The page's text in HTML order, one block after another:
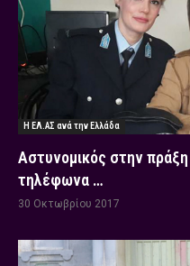
Η ΕΛ.ΑΣ ανά την Ελλάδα
Αστυνομικός στην
τηλέφωνα …
30 Οκτωβρίου 2017